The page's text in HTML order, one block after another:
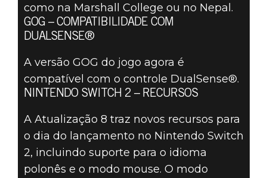
como na Marshall College ou no Nepal.
GOG – COMPATIBILIDADE COM
DUALSENSE®
A versão GOG do jogo agora é
compatível com o controle DualSense®.
NINTENDO SWITCH 2 – RECURSOS
A Atualização 8 traz novos recursos para
o dia do lançamento no Nintendo Switch
2, incluindo suporte para o idioma
polonês e o modo mouse. O modo